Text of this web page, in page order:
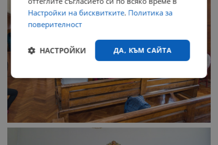
Настройки на бисквитките. Политика за
поверителност
ДА, КЪМ САЙТА
НАСТРОЙКИ
Строго
необходимо
Ефективност
Таргетиране Функционалност